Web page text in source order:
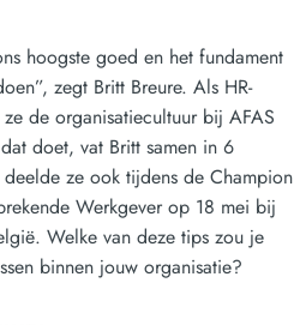
hoogste goed en het fundament
zegt Britt Breure. Als HR-
de organisatiecultuur bij AFAS
doet, vat Britt samen in 6
ze ook tijdens de Champion
Werkgever op 18 mei bij
Welke van deze tips zou je
binnen jouw organisatie?